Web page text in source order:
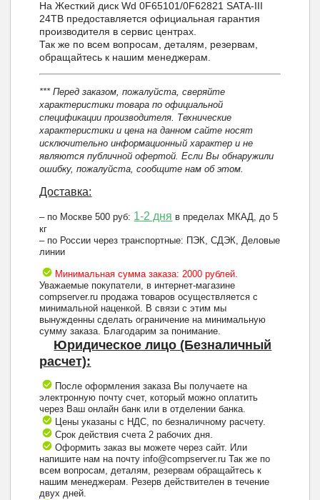
На Жесткий диск Wd 0F65101/0F62821 SATA-III
24TB предоставляется официальная гарантия
производителя в сервис центрах.
Так же по всем вопросам, деталям, резервам,
обращайтесь к нашим менеджерам.
*** Перед заказом, пожалуйста, сверяйте
характеристики товара по официальной
спецификации производителя. Технические
характеристики и цена на данном сайте носят
исключительно информационный характер и не
являются публичной офертой. Если Вы обнаружили
ошибку, пожалуйста, сообщите нам об этом.
Доставка:
– по Москве 500 руб: 1-2 дня в пределах МКАД, до 5
кг
– по России через транспортные: ПЭК, СДЭК, Деловые
линии
Минимальная сумма заказа: 2000 рублей.
Уважаемые покупатели, в интернет-магазине
compserver.ru продажа товаров осуществляется с
минимальной наценкой. В связи с этим мы
вынужденны сделать ограничение на минимальную
сумму заказа. Благодарим за понимание.
Юридическое лицо (Безналичный
расчет):
После оформления заказа Вы получаете на
электронную почту счет, который можно оплатить
через Ваш онлайн банк или в отделении банка.
Цены указаны с НДС, по безналичному расчету.
Срок действия счета 2 рабочих дня.
Оформить заказ вы можете через сайт. Или
напишите нам на почту info@compserver.ru Так же по
всем вопросам, деталям, резервам обращайтесь к
нашим менеджерам. Резерв действителен в течение
двух дней.